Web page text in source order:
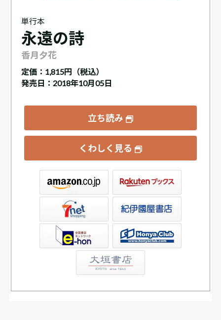
単行本
永遠の詩
香月夕花
定価： 1,815円（税込）
発売日：2018年10月05日
立ち読み
くわしく見る
書店ウェブストア